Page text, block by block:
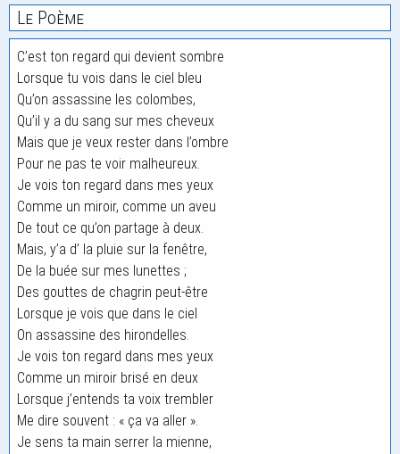
Le Poème
C’est ton regard qui devient sombre
Lorsque tu vois dans le ciel bleu
Qu’on assassine les colombes,
Qu’il y a du sang sur mes cheveux
Mais que je veux rester dans l’ombre
Pour ne pas te voir malheureux.
Je vois ton regard dans mes yeux
Comme un miroir, comme un aveu
De tout ce qu’on partage à deux.
Mais, y’a d’ la pluie sur la fenêtre,
De la buée sur mes lunettes ;
Des gouttes de chagrin peut-être
Lorsque je vois que dans le ciel
On assassine des hirondelles.
Je vois ton regard dans mes yeux
Comme un miroir brisé en deux
Lorsque j’entends ta voix trembler
Me dire souvent : « ça va aller ».
Je sens ta main serrer la mienne,